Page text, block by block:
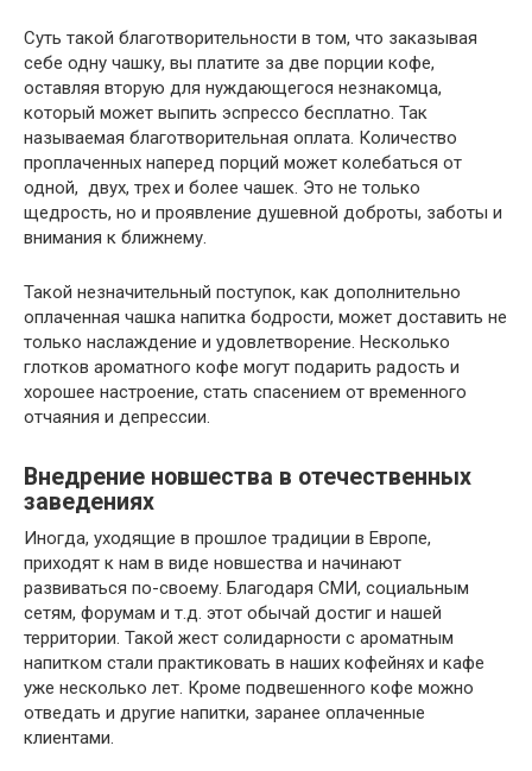
Суть такой благотворительности в том, что заказывая
себе одну чашку, вы платите за две порции кофе,
оставляя вторую для нуждающегося незнакомца,
который может выпить эспрессо бесплатно. Так
называемая благотворительная оплата. Количество
проплаченных наперед порций может колебаться от
одной, двух, трех и более чашек. Это не только
щедрость, но и проявление душевной доброты, заботы и
внимания к ближнему.
Такой незначительный поступок, как дополнительно
оплаченная чашка напитка бодрости, может доставить не
только наслаждение и удовлетворение. Несколько
глотков ароматного кофе могут подарить радость и
хорошее настроение, стать спасением от временного
отчаяния и депрессии.
Внедрение новшества в отечественных
заведениях
Иногда, уходящие в прошлое традиции в Европе,
приходят к нам в виде новшества и начинают
развиваться по-своему. Благодаря СМИ, социальным
сетям, форумам и т.д. этот обычай достиг и нашей
территории. Такой жест солидарности с ароматным
напитком стали практиковать в наших кофейнях и кафе
уже несколько лет. Кроме подвешенного кофе можно
отведать и другие напитки, заранее оплаченные
клиентами.